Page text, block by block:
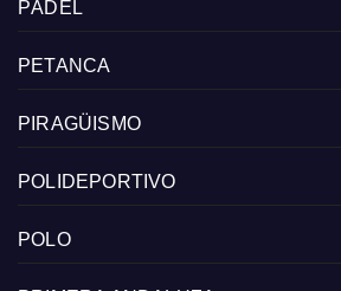
PÁDEL
PETANCA
PIRAGÜISMO
POLIDEPORTIVO
POLO